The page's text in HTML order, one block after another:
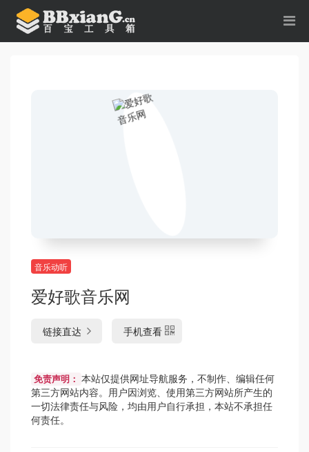
音乐动听
爱好歌音乐网
链接直达 手机查看
免责声明： 本站仅提供网址导航服务，不制作、编辑任何
第三方网站内容。用户因浏览、使用第三方网站所产生的
一切法律责任与风险，均由用户自行承担，本站不承担任
何责任。